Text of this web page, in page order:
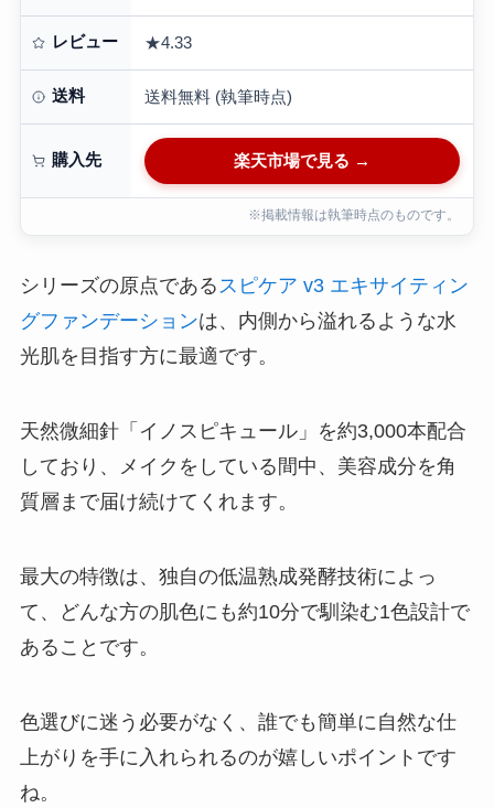
レビュー ★4.33
送料 送料無料 (執筆時点)
購入先 楽天市場で見る →
※掲載情報は執筆時点のものです。
シリーズの原点であるスピケア v3 エキサイティン
グファンデーションは、内側から溢れるような水
光肌を目指す方に最適です。
天然微細針「イノスピキュール」を約3,000本配合
しており、メイクをしている間中、美容成分を角
質層まで届け続けてくれます。
最大の特徴は、独自の低温熟成発酵技術によっ
て、どんな方の肌色にも約10分で馴染む1色設計で
あることです。
色選びに迷う必要がなく、誰でも簡単に自然な仕
上がりを手に入れられるのが嬉しいポイントです
ね。